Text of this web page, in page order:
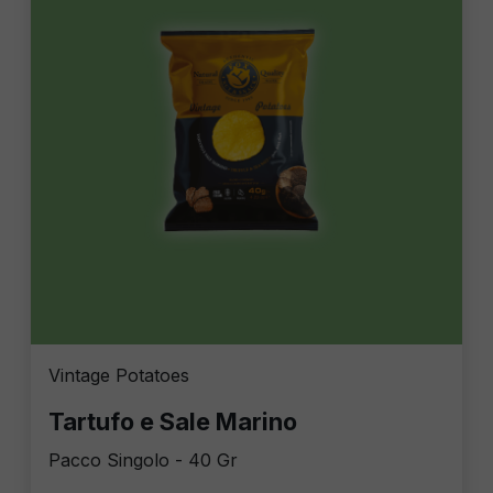
Vintage Potatoes
Tartufo e Sale Marino
Pacco Singolo - 40 Gr